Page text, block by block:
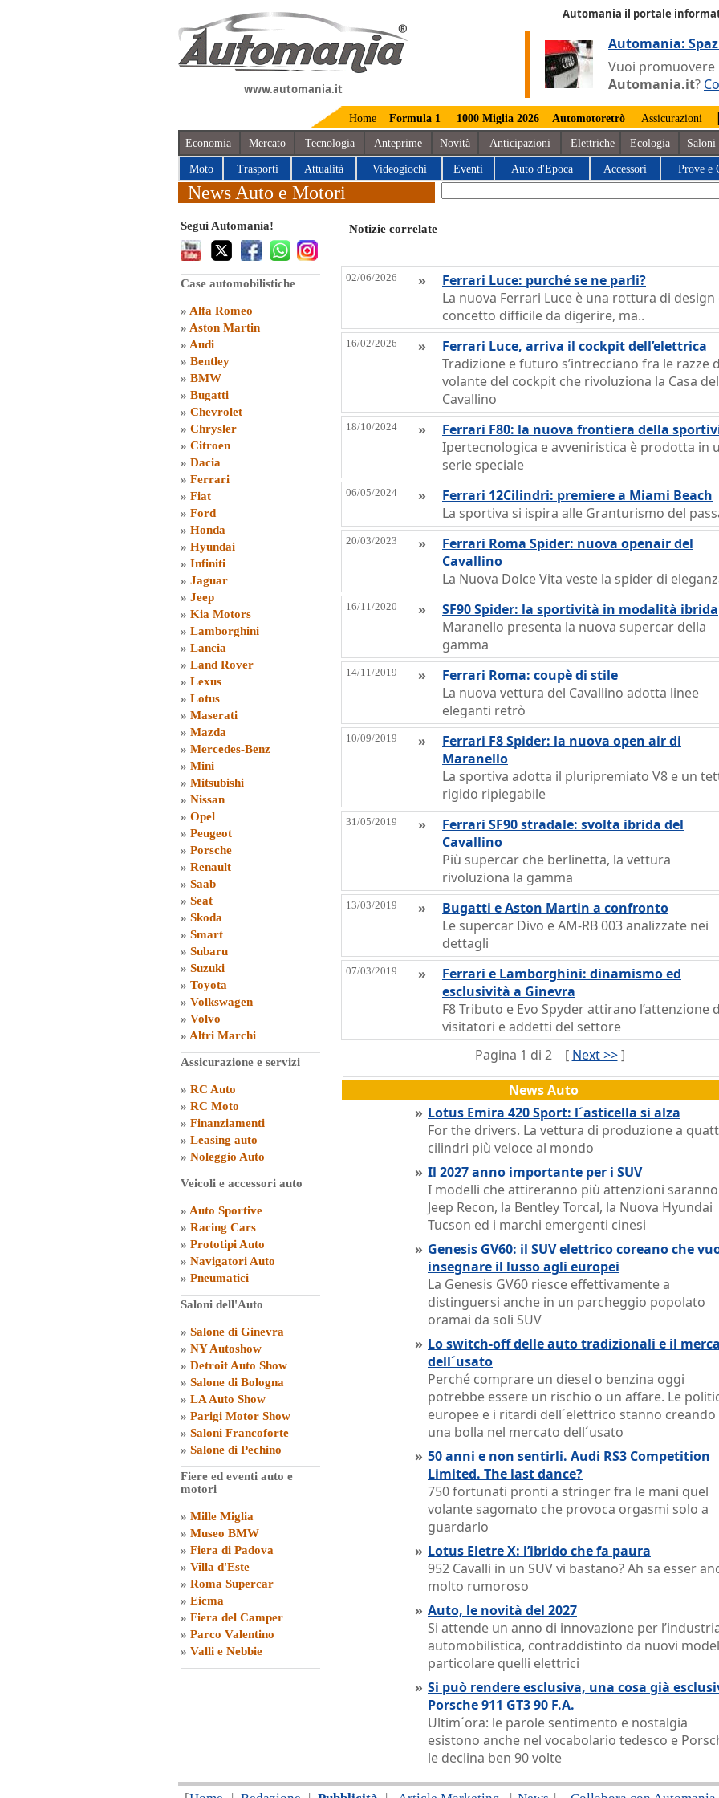
www.automania.it
Automania il portale
Automania:
Vuoi promuovere
Automania.it?
Home Formula 1 1000 Miglia 2026 Automotoretrò Assicurazioni |
Economia Mercato Tecnologia Anteprime Novità Anticipazioni Elettriche Ecologia Saloni
Moto Trasporti Attualità Videogiochi Eventi Auto d'Epoca Accessori Prove e
News Auto e Motori
Segui Automania!
Case automobilistiche
» Alfa Romeo
» Aston Martin
» Audi
» Bentley
» BMW
» Bugatti
» Chevrolet
» Chrysler
» Citroen
» Dacia
» Ferrari
» Fiat
» Ford
» Honda
» Hyundai
» Infiniti
» Jaguar
» Jeep
» Kia Motors
» Lamborghini
» Lancia
» Land Rover
» Lexus
» Lotus
» Maserati
» Mazda
» Mercedes-Benz
» Mini
» Mitsubishi
» Nissan
» Opel
» Peugeot
» Porsche
» Renault
» Saab
» Seat
» Skoda
» Smart
» Subaru
» Suzuki
» Toyota
» Volkswagen
» Volvo
» Altri Marchi
Assicurazione e servizi
» RC Auto
» RC Moto
» Finanziamenti
» Leasing auto
» Noleggio Auto
Veicoli e accessori auto
» Auto Sportive
» Racing Cars
» Prototipi Auto
» Navigatori Auto
» Pneumatici
Saloni dell'Auto
» Salone di Ginevra
» NY Autoshow
» Detroit Auto Show
» Salone di Bologna
» LA Auto Show
» Parigi Motor Show
» Saloni Francoforte
» Salone di Pechino
Fiere ed eventi auto e
motori
» Mille Miglia
» Museo BMW
» Fiera di Padova
» Villa d'Este
» Roma Supercar
» Eicma
» Fiera del Camper
» Parco Valentino
» Valli e Nebbie
Notizie correlate
02/06/2026 »
Ferrari Luce: purché se ne parli?
La nuova Ferrari Luce è una rottura di design
concetto difficile da digerire, ma..
16/02/2026 »
Ferrari Luce, arriva il cockpit dell’elettrica
Tradizione e futuro s’intrecciano fra le razze
volante del cockpit che rivoluziona la Casa del
Cavallino
18/10/2024 »
Ferrari F80: la nuova frontiera della
Ipertecnologica e avveniristica è prodotta in
serie speciale
06/05/2024 »
Ferrari 12Cilindri: premiere a Miami Beach
La sportiva si ispira alle Granturismo del
20/03/2023 »
Ferrari Roma Spider: nuova openair del
Cavallino
La Nuova Dolce Vita veste la spider di
16/11/2020 »
SF90 Spider: la sportività in modalità ibrida
Maranello presenta la nuova supercar della
gamma
14/11/2019 »
Ferrari Roma: coupè di stile
La nuova vettura del Cavallino adotta linee
eleganti retrò
10/09/2019 »
Ferrari F8 Spider: la nuova open air di
Maranello
La sportiva adotta il pluripremiato V8 e un
rigido ripiegabile
31/05/2019 »
Ferrari SF90 stradale: svolta ibrida del
Cavallino
Più supercar che berlinetta, la vettura
rivoluziona la gamma
13/03/2019 »
Bugatti e Aston Martin a confronto
Le supercar Divo e AM-RB 003 analizzate nei
dettagli
07/03/2019 »
Ferrari e Lamborghini: dinamismo ed
esclusività a Ginevra
F8 Tributo e Evo Spyder attirano l’attenzione
visitatori e addetti del settore
Pagina 1 di 2
[ Next >>]
News Auto
» Lotus Emira 420 Sport: l´asticella si alza
For the drivers. La vettura di produzione a
cilindri più veloce al mondo
» Il 2027 anno importante per i SUV
I modelli che attireranno più attenzioni
Jeep Recon, la Bentley Torcal, la Nuova Hyundai
Tucson ed i marchi emergenti cinesi
» Genesis GV60: il SUV elettrico coreano che
insegnare il lusso agli europei
La Genesis GV60 riesce effettivamente a
distinguersi anche in un parcheggio popolato
oramai da soli SUV
» Lo switch-off delle auto tradizionali e il
dell´usato
Perché comprare un diesel o benzina oggi
potrebbe essere un rischio o un affare. Le
europee e i ritardi dell´elettrico stanno creando
una bolla nel mercato dell´usato
» 50 anni e non sentirli. Audi RS3 Competition
Limited. The last dance?
750 fortunati pronti a stringer fra le mani quel
volante sagomato che provoca orgasmi solo a
guardarlo
» Lotus Eletre X: l’ibrido che fa paura
952 Cavalli in un SUV vi bastano? Ah sa esser
molto rumoroso
» Auto, le novità del 2027
Si attende un anno di innovazione per
automobilistica, contraddistinto da nuovi
particolare quelli elettrici
» Si può rendere esclusiva, una cosa già
Porsche 911 GT3 90 F.A.
Ultim´ora: le parole sentimento e nostalgia
esistono anche nel vocabolario tedesco e
le declina ben 90 volte